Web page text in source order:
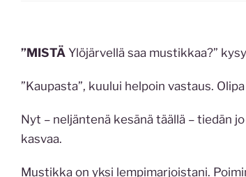
”MISTÄYlöjärvellä saa mustikkaa?”
”Kaupasta”, kuului helpoin vastaus.
Nyt – neljäntenä kesänä täällä – tiedän
kasvaa.
Mustikka on yksi lempimarjoistani.